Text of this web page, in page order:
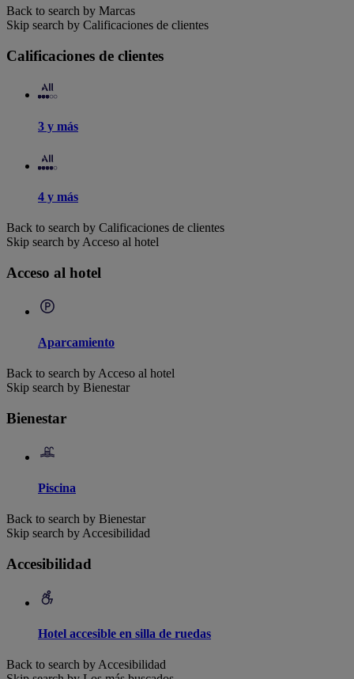
Back to search by Marcas
Skip search by Calificaciones de clientes
Calificaciones de clientes
3 y más
4 y más
Back to search by Calificaciones de clientes
Skip search by Acceso al hotel
Acceso al hotel
Aparcamiento
Back to search by Acceso al hotel
Skip search by Bienestar
Bienestar
Piscina
Back to search by Bienestar
Skip search by Accesibilidad
Accesibilidad
Hotel accesible en silla de ruedas
Back to search by Accesibilidad